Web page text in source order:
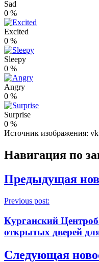
Sad
0 %
Excited
0 %
Sleepy
0 %
Angry
0 %
Surprise
0 %
Источник изображения:
Навигация по
Предыдущая
Previous post:
Курганский
открытых дверей
Следующая